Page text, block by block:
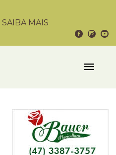
SAIBA MAIS